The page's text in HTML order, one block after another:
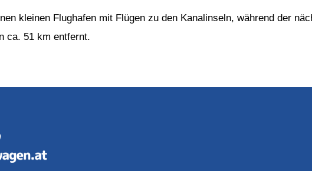
kleinen Flughafen mit Flügen zu den Kanalinseln, während der
ca. 51 km entfernt.